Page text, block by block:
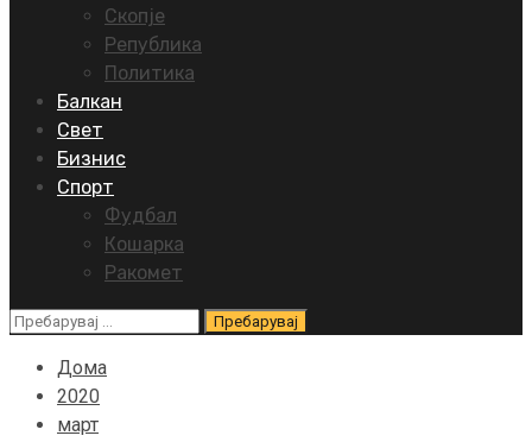
Скопје
Република
Политика
Балкан
Свет
Бизнис
Спорт
Фудбал
Кошарка
Ракомет
Пребарувај
Дома
2020
март